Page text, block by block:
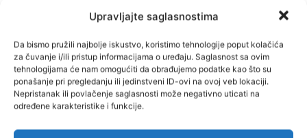
Upravljajte saglasnostima
Da bismo pružili najbolje iskustvo, koristimo tehnologije poput kolačića
za čuvanje i/ili pristup informacijama o uređaju. Saglasnost sa ovim
tehnologijama će nam omogućiti da obrađujemo podatke kao što su
ponašanje pri pregledanju ili jedinstveni ID-ovi na ovoj veb lokaciji.
Nepristanak ili povlačenje saglasnosti može negativno uticati na
određene karakteristike i funkcije.
Problem električnih romobila u